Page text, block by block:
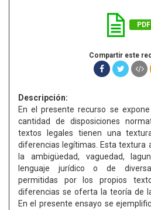
PDF
Compartir este
Descripción:
En el presente recurso se
cantidad de disposiciones
textos legales tienen una
diferencias legítimas. Esta textura
la ambigüedad, vaguedad,
lenguaje jurídico o de
permitidas por los propios
diferencias se oferta la teoría de
En el presente ensayo se